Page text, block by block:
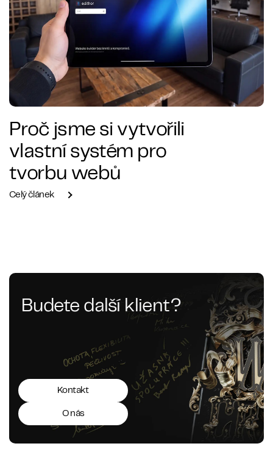
Proč jsme si vytvořili
vlastní systém pro
tvorbu webů
Celý článek
Budete další klient?
Kontakt
O nás